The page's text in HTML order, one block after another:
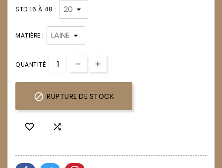
STD 16 À 48 :
MATIÈRE :
QUANTITÉ
 RUPTURE DE STOCK
 